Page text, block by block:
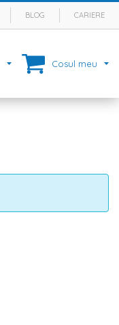
BLOG CARIERE
Cosul meu